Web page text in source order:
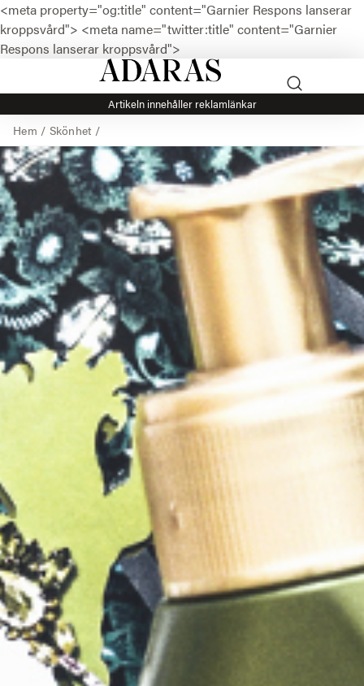
<meta property="og:title" content="Garnier Respons lanserar
kroppsvård"> <meta name="twitter:title" content="Garnier
Respons lanserar kroppsvård">
Artikeln innehåller reklamlänkar
Hem / Skönhet/